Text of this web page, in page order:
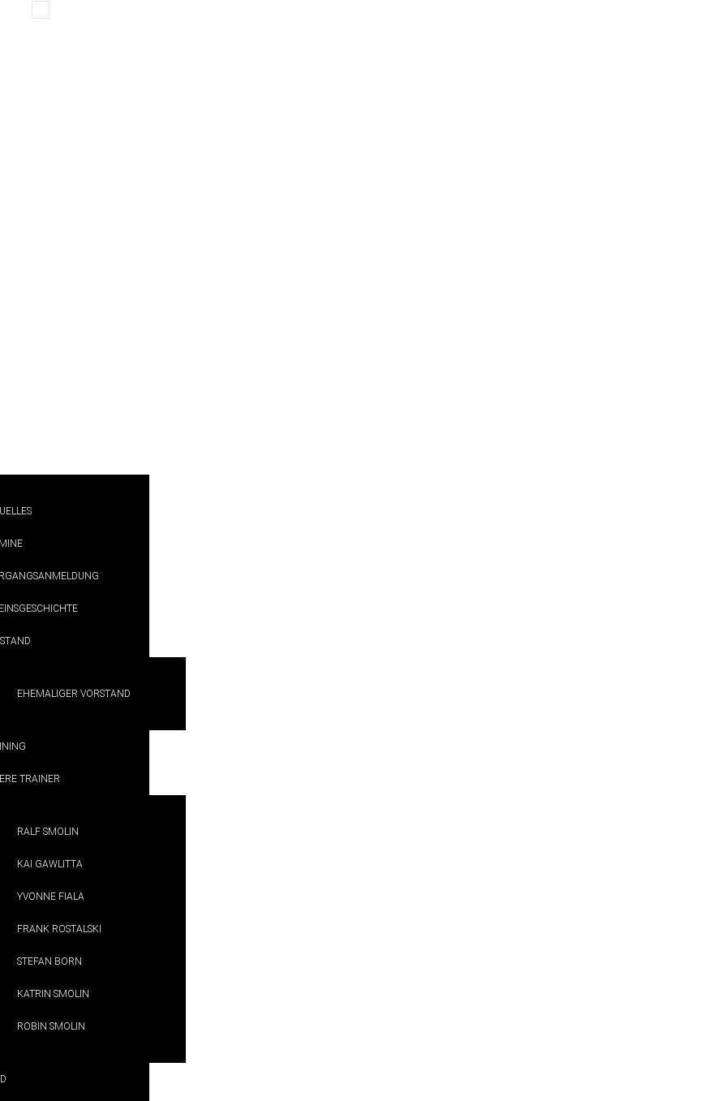
EHEMALIGER VORSTAND
TRAINER
RALF SMOLIN
KAI GAWLITTA
YVONNE FIALA
FRANK ROSTALSKI
STEFAN BORN
KATRIN SMOLIN
ROBIN SMOLIN